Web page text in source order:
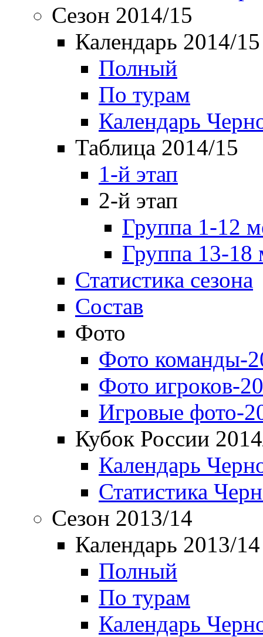
Сезон 2014/15
Календарь 2014/15
Полный
По турам
Календарь
Таблица 2014/15
1-й этап
2-й этап
Группа 1-12
Группа 13-18
Статистика сезона
Состав
Фото
Фото команды-
Фото игроков-
Игровые фото-
Кубок России
Календарь
Статистика
Сезон 2013/14
Календарь 2013/14
Полный
По турам
Календарь